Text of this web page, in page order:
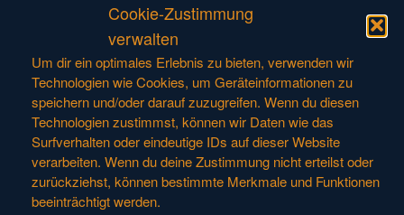
Cookie-Zustimmung
verwalten
Um dir ein optimales Erlebnis zu bieten, verwenden wir
Technologien wie Cookies, um Geräteinformationen zu
speichern und/oder darauf zuzugreifen. Wenn du diesen
Technologien zustimmst, können wir Daten wie das
Surfverhalten oder eindeutige IDs auf dieser Website
verarbeiten. Wenn du deine Zustimmung nicht erteilst oder
zurückziehst, können bestimmte Merkmale und Funktionen
beeinträchtigt werden.
abgestimmt sind. Deshalb legen wir großen
Wert auf die Beratung und entwickeln oft
kundenspezifische Werkzeuge.“
Ein prominentes Beispiel für die Hufschmied-
Werkzeuge, die in der deutschen
Automobilindustrie einen exzellenten Ruf
genießen, ist „T-Rex®“, das
delaminationsfreie Schnittkanten in CFK und
GFK erzielt, die nicht nachbearbeitet werden